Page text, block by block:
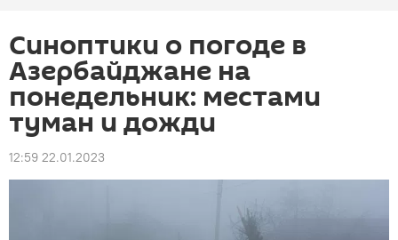
Синоптики о погоде в
Азербайджане на
понедельник: местами
туман и дожди
12:59 22.01.2023